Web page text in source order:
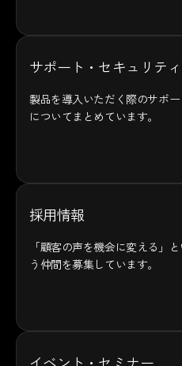
サポート・セキュリティ
製品を導入いただく際のサポ
についてまとめています。
採用情報
「顧客の声を機会に変える」
う仲間を募集しています。